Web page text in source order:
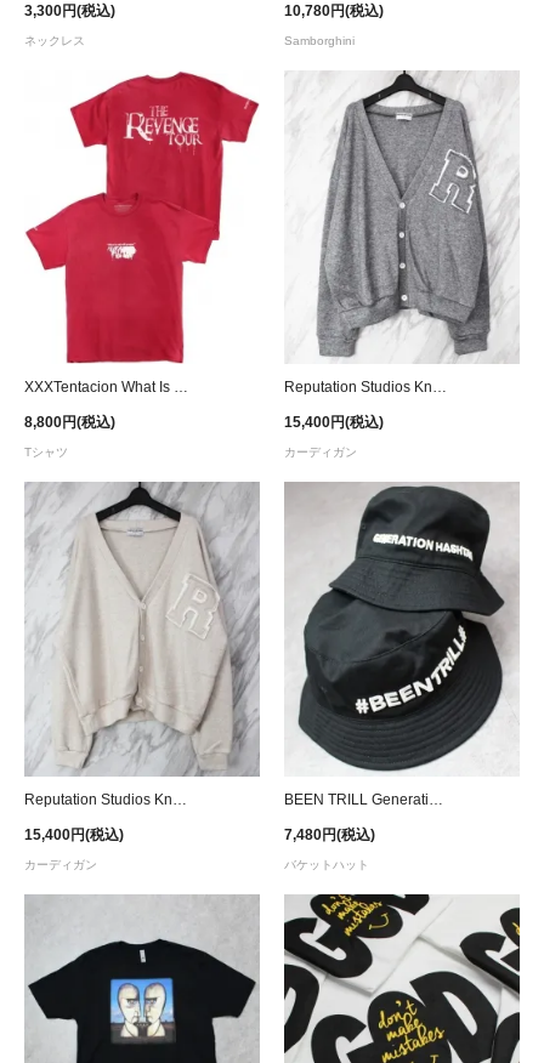
3,300円(税込)
ネックレス
10,780円(税込)
Samborghini
8,800円(税込)
Tシャツ
15,400円(税込)
カーディガン
15,400円(税込)
カーディガン
7,480円(税込)
バケットハット